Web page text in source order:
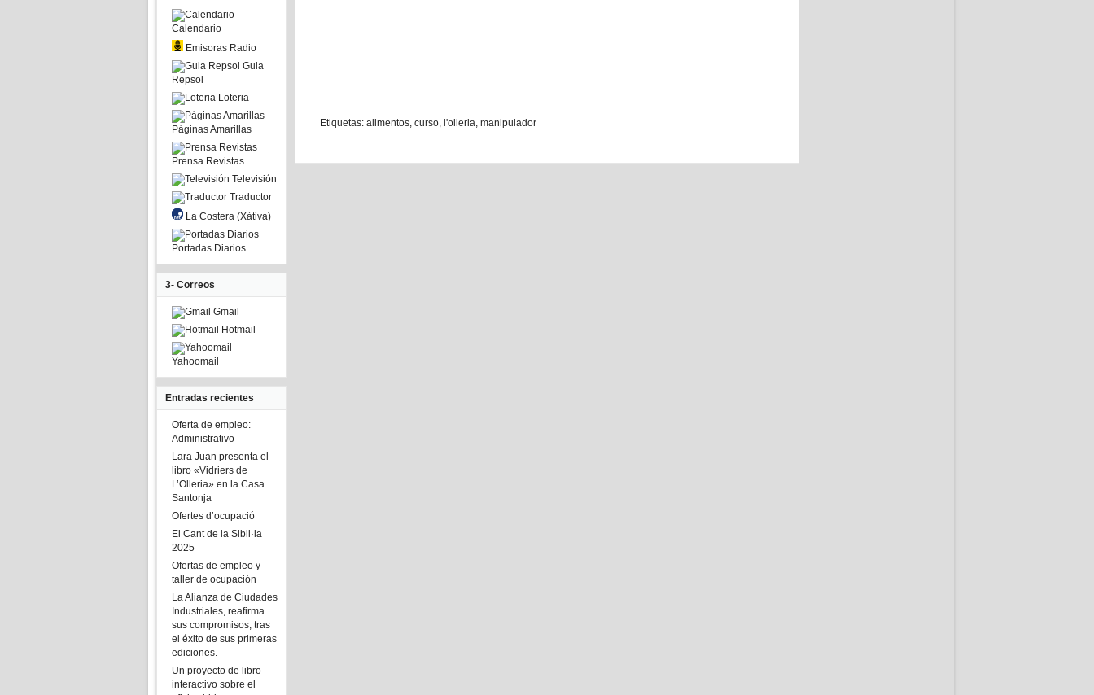
Calendario
Emisoras Radio
Guia
Repsol
Loteria
Páginas Amarillas
Prensa Revistas
Televisión
Traductor
La Costera (Xàtiva)
Portadas Diarios
3- Correos
Gmail
Hotmail
Yahoomail
Entradas recientes
Oferta de empleo:
Administrativo
Lara Juan presenta el
libro «Vidriers de
L’Olleria» en la Casa
Santonja
Ofertes d’ocupació
El Cant de la Sibil·la
2025
Ofertas de empleo y
taller de ocupación
La Alianza de Ciudades
Industriales, reafirma
sus compromisos, tras
el éxito de sus primeras
ediciones.
Un proyecto de libro
interactivo sobre el
Etiquetas: alimentos, curso, l'olleria, manipulador